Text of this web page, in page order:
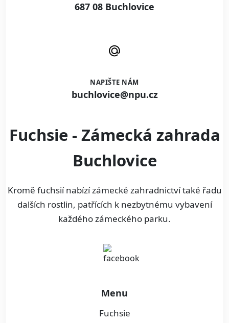
687 08 Buchlovice
NAPIŠTE NÁM
buchlovice@npu.cz
Fuchsie - Zámecká zahrada
Buchlovice
Kromě fuchsií nabízí zámecké zahradnictví také řadu
dalších rostlin, patřících k nezbytnému vybavení
každého zámeckého parku.
Menu
Fuchsie